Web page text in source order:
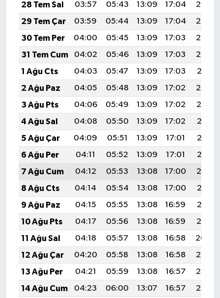
28 Tem Sal
03:57 05:43 13:09 17:04
20:25
29 Tem Çar
03:59 05:44 13:09 17:04
20:24
30 Tem Per
04:00 05:45 13:09 17:03
20:23
31 Tem Cum
04:02 05:46 13:09 17:03
20:22
1 Ağu Cts
04:03 05:47 13:09 17:03
20:21
2 Ağu Paz
04:05 05:48 13:09 17:02
20:20
3 Ağu Pts
04:06 05:49 13:09 17:02
20:19
4 Ağu Sal
04:08 05:50 13:09 17:02
20:18
5 Ağu Çar
04:09 05:51 13:09 17:01
20:16
6 Ağu Per
04:11 05:52 13:09 17:01
20:15
7 Ağu Cum
04:12 05:53 13:08 17:00
20:14
8 Ağu Cts
04:14 05:54 13:08 17:00
20:13
9 Ağu Paz
04:15 05:55 13:08 16:59
20:12
10 Ağu Pts
04:17 05:56 13:08 16:59
20:10
11 Ağu Sal
04:18 05:57 13:08 16:58
20:09
12 Ağu Çar
04:20 05:58 13:08 16:58
20:08
13 Ağu Per
04:21 05:59 13:08 16:57
20:06
14 Ağu Cum
04:23 06:00 13:07 16:57
20:05